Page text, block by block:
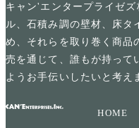
キャン'エンタープライゼ
ル、石積み調の壁材、床タ
め、それらを取り巻く商品
売を通じて、誰もが持って
ようお手伝いしたいと考え
HOME